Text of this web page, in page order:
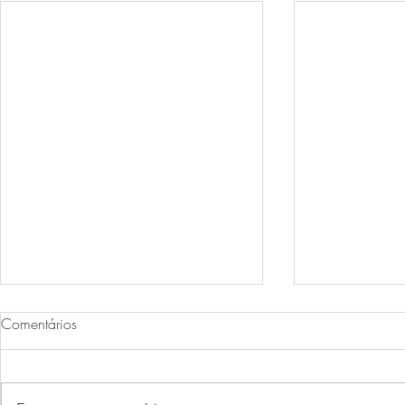
Comentários